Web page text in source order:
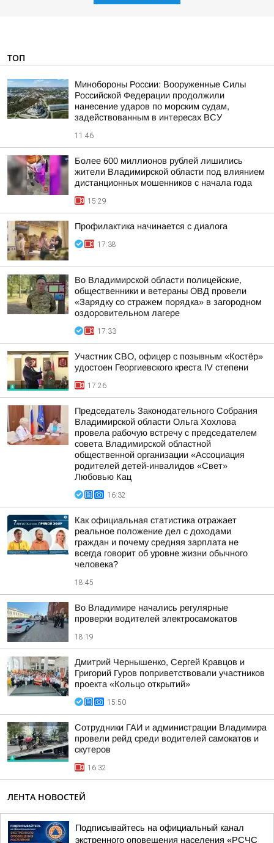
ТОП
Минобороны России: Вооруженные Силы
Российской Федерации продолжили
нанесение ударов по морским судам,
задействованным в интересах ВСУ
11:46
Более 600 миллионов рублей лишились
жители Владимирской области под влиянием
дистанционных мошенников с начала года
15:29
Профилактика начинается с диалога
17:38
Во Владимирской области полицейские,
общественники и ветераны ОВД провели
«Зарядку со стражем порядка» в загородном
оздоровительном лагере
17:33
Участник СВО, офицер с позывным «Костёр»
удостоен Георгиевского креста IV степени
17:26
Председатель Законодательного Собрания
Владимирской области Ольга Хохлова
провела рабочую встречу с председателем
совета Владимирской областной
общественной организации «Ассоциация
родителей детей-инвалидов «Свет»
Любовью Кац
16:32
Как официальная статистика отражает
реальное положение дел с доходами
граждан и почему средняя зарплата не
всегда говорит об уровне жизни обычного
человека?
18:45
Во Владимире начались регулярные
проверки водителей электросамокатов
18:19
Дмитрий Чернышенко, Сергей Кравцов и
Григорий Гуров поприветствовали участников
проекта «Кольцо открытий»
15:50
Сотрудники ГАИ и администрации Владимира
провели рейд среди водителей самокатов и
скутеров
16:32
ЛЕНТА НОВОСТЕЙ
Подписывайтесь на официальный канал
экстренного оповещения населения «РСЧС